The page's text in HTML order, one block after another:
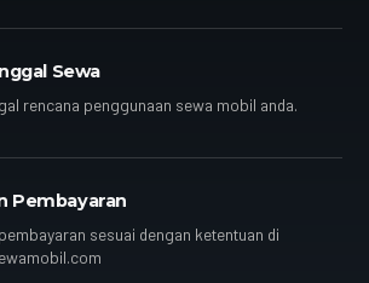
Sewa
rencana penggunaan sewa mobil anda.
Pembayaran
sesuai dengan ketentuan di